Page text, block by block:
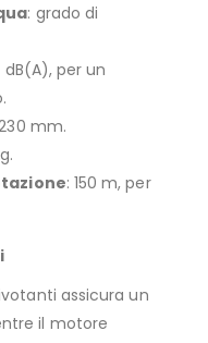
: grado di
dB(A), per un
mm.
: 150 m, per
assicura un
il motore